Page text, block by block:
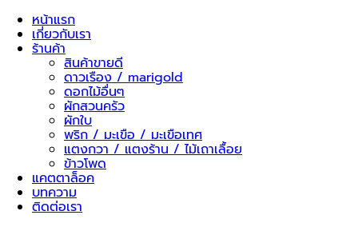
Skip
content
หน้าแรก
เกี่ยวกับเรา
ร้านค้า
สินค้าขายดี
ดาวเรือง / marigold
ดอกไม้อื่นๆ
ผักสวนครัว
ผักใบ
พริก / มะเขือ / มะเขือเทศ
แตงกวา / แตงร้าน / ไม้เถาเลื้อย
ข้าวโพด
แคตตาล็อค
บทความ
ติดต่อเรา